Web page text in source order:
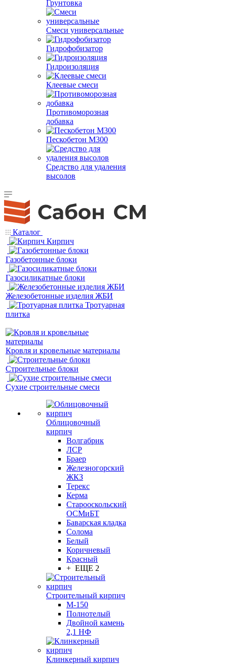
Грунтовка
Смеси универсальные
Гидрофобизатор
Гидроизоляция
Клеевые смеси
Противоморозная
добавка
Пескобетон М300
Средство для удаления
высолов
Каталог
Кирпич
Газобетонные блоки
Газосиликатные блоки
Железобетонные изделия ЖБИ
Тротуарная
плитка
Кровля и кровельные материалы
Строительные блоки
Сухие строительные смеси
Облицовочный
кирпич
Волгабрик
ЛСР
Браер
Железногорский
ЖКЗ
Терекс
Керма
Старооскольский
ОСМиБТ
Баварская кладка
Солома
Белый
Коричневый
Красный
+ ЕЩЕ 2
Строительный кирпич
М-150
Полнотелый
Двойной камень
2,1 НФ
Клинкерный кирпич